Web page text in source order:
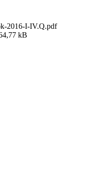
2016-I-IV.Q.pdf
kB